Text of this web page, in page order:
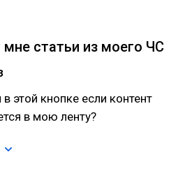
мне статьи из моего ЧС
этой кнопке если контент
в мою ленту?